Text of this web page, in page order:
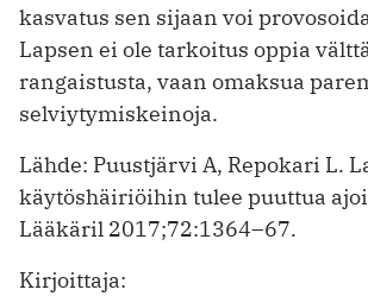
kasvatus sen sijaan voi
Lapsen ei ole tarkoitus oppia
rangaistusta, vaan omaksua
selviytymiskeinoja.
Lähde: Puustjärvi A, Repokari L.
käytöshäiriöihin tulee puuttua
Lääkäril 2017;72:1364–67.
Kirjoittaja: